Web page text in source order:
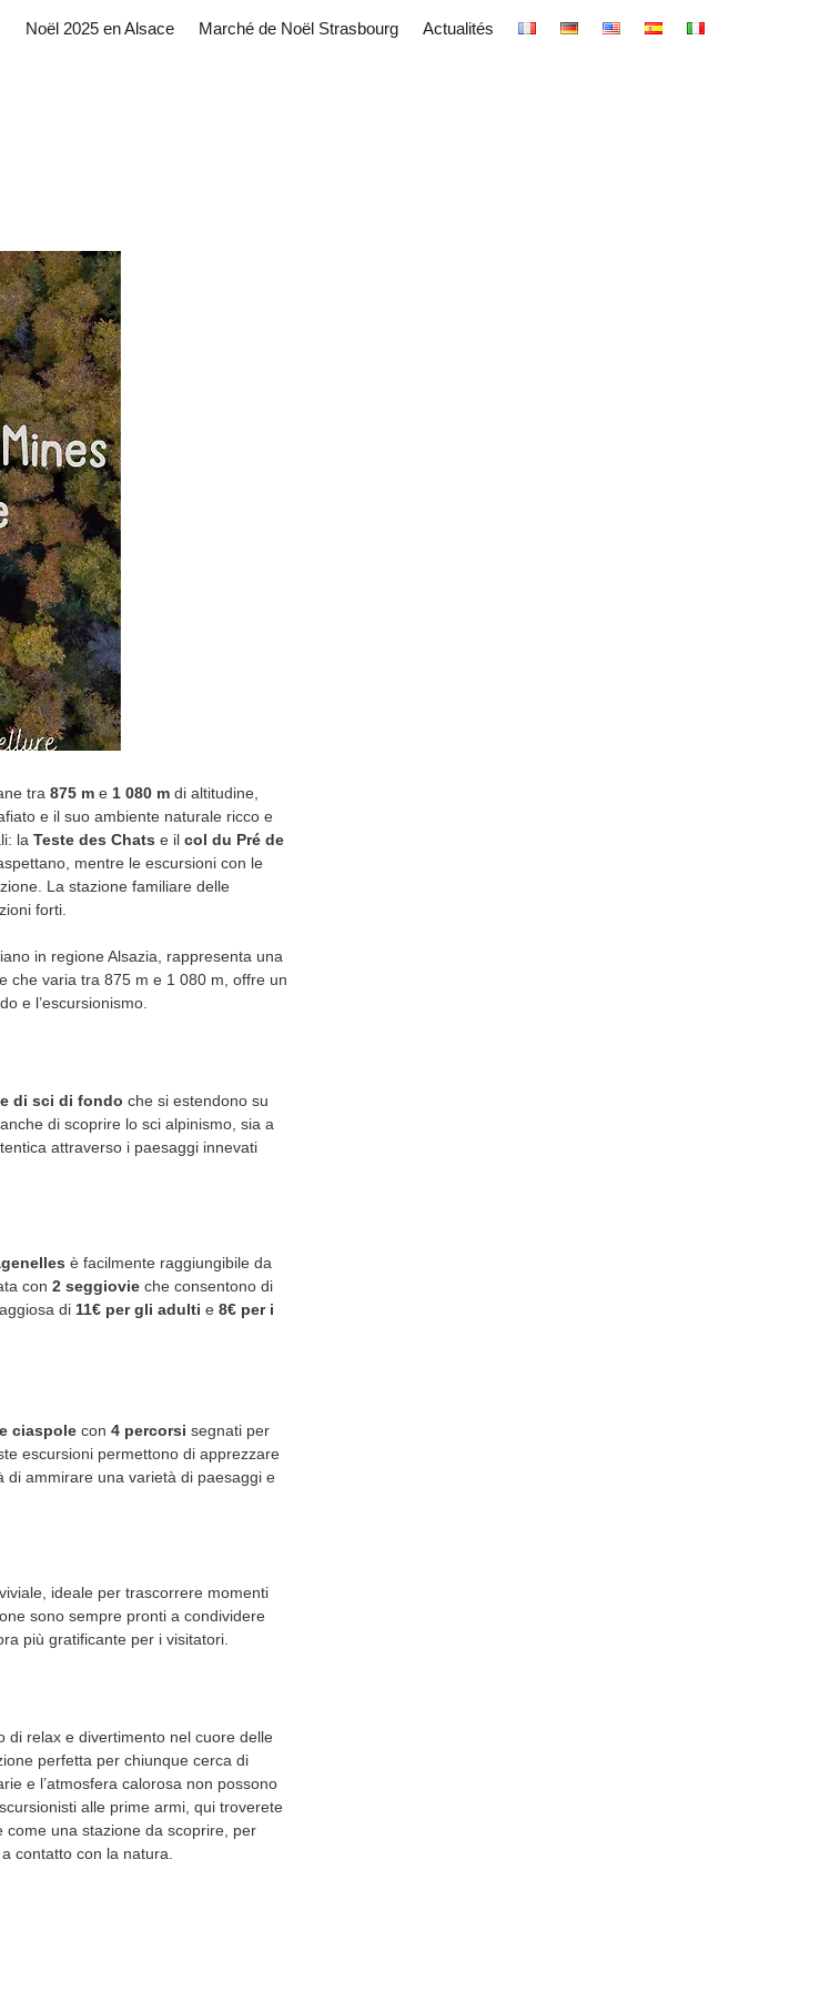
Noël 2025 en Alsace Marché de Noël Strasbourg Actualités
tra 875 m e 1 080 m di altitudine,
e il suo ambiente naturale ricco e
la Teste des Chats e il col du Pré de
mentre le escursioni con le
La stazione familiare delle
forti.
in regione Alsazia, rappresenta una
che varia tra 875 m e 1 080 m, offre un
e l’escursionismo.
di sci di fondo che si estendono su
di scoprire lo sci alpinismo, sia a
attraverso i paesaggi innevati
è facilmente raggiungibile da
con 2 seggiovie che consentono di
di 11€ per gli adulti e 8€ per i
ciaspole con 4 percorsi segnati per
escursioni permettono di apprezzare
di ammirare una varietà di paesaggi e
ideale per trascorrere momenti
sono sempre pronti a condividere
più gratificante per i visitatori.
di relax e divertimento nel cuore delle
perfetta per chiunque cerca di
e l’atmosfera calorosa non possono
alle prime armi, qui troverete
come una stazione da scoprire, per
contatto con la natura.